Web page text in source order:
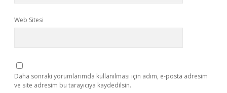
Web Sitesi
Daha sonraki yorumlarımda kullanılması için adım, e-posta adresim
ve site adresim bu tarayıcıya kaydedilsin.